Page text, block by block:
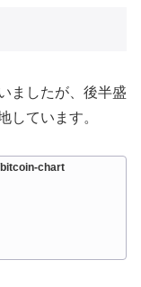
ましたが、後半盛
しています。
chart